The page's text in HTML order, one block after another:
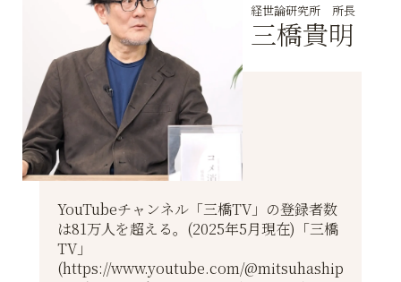
経世論研究所 所長
三橋貴明
YouTubeチャンネル「三橋TV」の登録者数
は81万人を超える。(2025年5月現在)「三橋
TV」
(https://www.youtube.com/@mitsuhaship